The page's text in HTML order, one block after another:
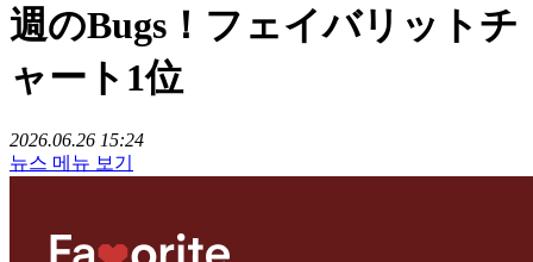
週のBugs！フェイバリットチ
ャート1位
2026.06.26 15:24
뉴스 메뉴 보기